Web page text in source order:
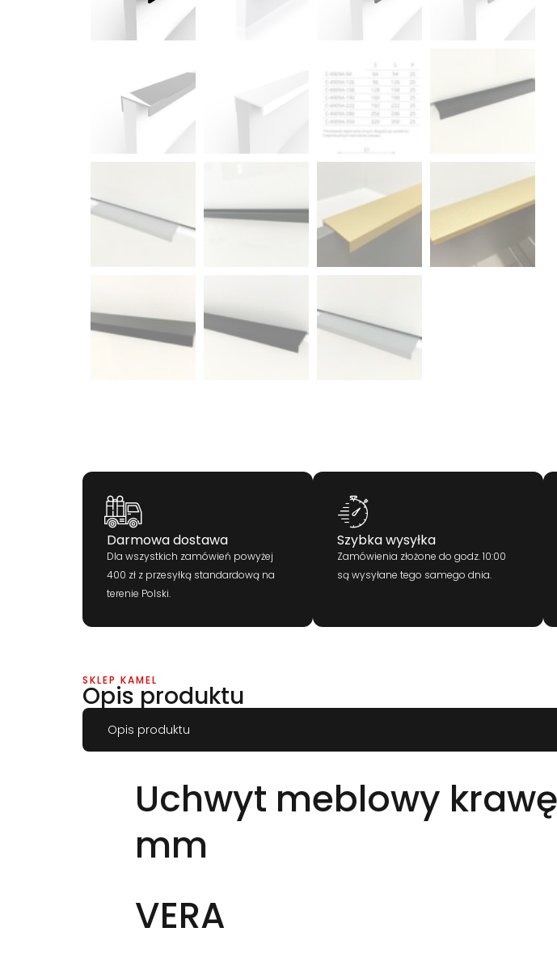
Darmowa dostawa
Dla wszystkich zamówień powyżej
400 zł z przesyłką standardową na
terenie Polski.
Szybka wysyłka
Zamówienia złożone do godz. 10:00
są wysyłane tego samego dnia.
SKLEP KAMEL
Opis produktu
Opis produktu
Uchwyt meblowy
mm
VERA